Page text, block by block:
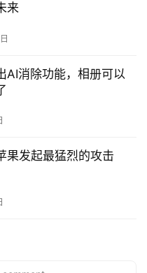
来
AI消除功能，相册可以
果发起最猛烈的攻击